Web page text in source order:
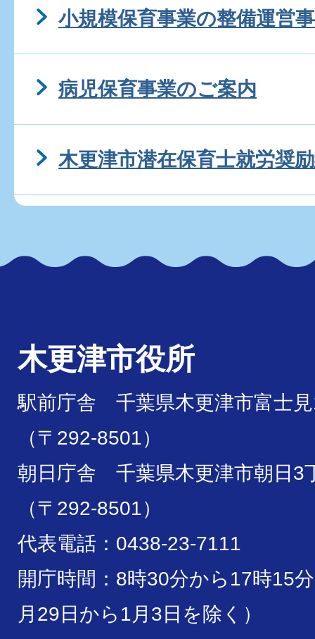
小規模保育事業の整備運営
病児保育事業のご案内
木更津市潜在保育士就労奨
木更津市役所
駅前庁舎 千葉県木更津市富士
（〒292-8501）
朝日庁舎 千葉県木更津市朝日3
（〒292-8501）
代表電話：0438-23-7111
開庁時間：8時30分から17時15
月29日から1月3日を除く）